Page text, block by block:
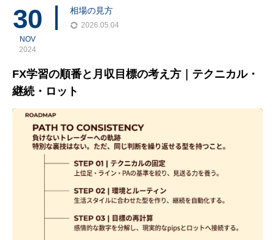
ればいいのだろう？」と、途方に暮れてしまうかもしれません。
30
NOV
2024
相場の見方
2026.05.04
FX学習の順番と月収目標の考え方｜テクニカル・
継続・ロット